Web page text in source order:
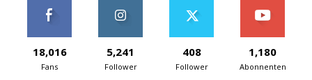
18,016
Fans
5,241
Follower
408
Follower
1,180
Abonnenten